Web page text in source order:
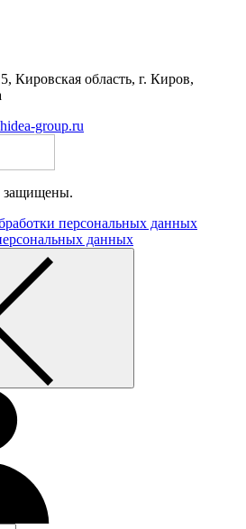
Кировская область, г. Киров,
group.ru
защищены.
персональных данных
данных